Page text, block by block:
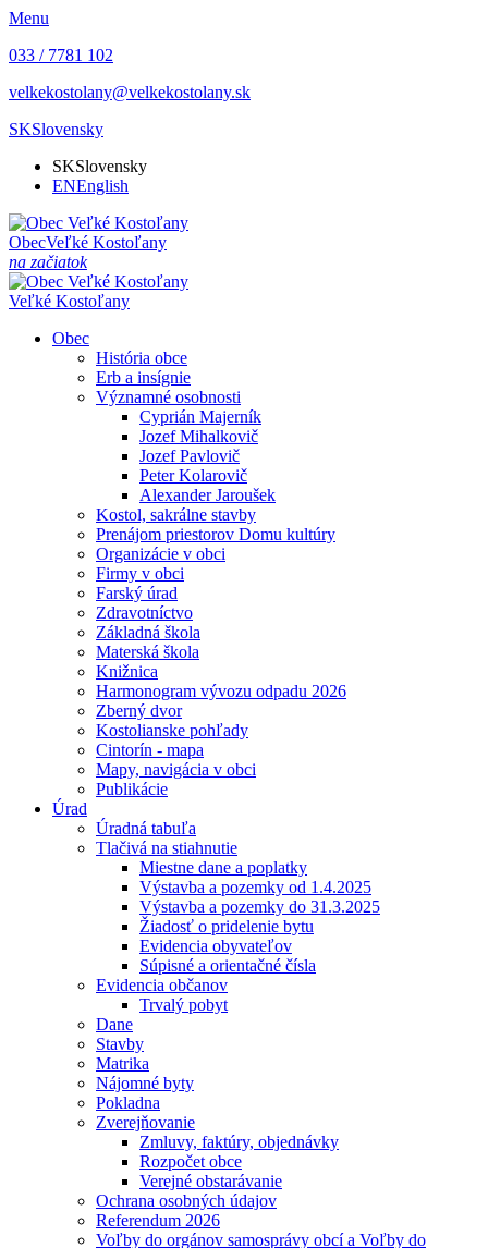
Menu
033 / 7781 102
velkekostolany@velkekostolany.sk
SKSlovensky
SKSlovensky
ENEnglish
ObecVeľké Kostoľany
na začiatok
Veľké Kostoľany
Obec
História obce
Erb a insígnie
Významné osobnosti
Cyprián Majerník
Jozef Mihalkovič
Jozef Pavlovič
Peter Kolarovič
Alexander Jaroušek
Kostol, sakrálne stavby
Prenájom priestorov Domu kultúry
Organizácie v obci
Firmy v obci
Farský úrad
Zdravotníctvo
Základná škola
Materská škola
Knižnica
Harmonogram vývozu odpadu 2026
Zberný dvor
Kostolianske pohľady
Cintorín - mapa
Mapy, navigácia v obci
Publikácie
Úrad
Úradná tabuľa
Tlačivá na stiahnutie
Miestne dane a poplatky
Výstavba a pozemky od 1.4.2025
Výstavba a pozemky do 31.3.2025
Žiadosť o pridelenie bytu
Evidencia obyvateľov
Súpisné a orientačné čísla
Evidencia občanov
Trvalý pobyt
Dane
Stavby
Matrika
Nájomné byty
Pokladna
Zverejňovanie
Zmluvy, faktúry, objednávky
Rozpočet obce
Verejné obstarávanie
Ochrana osobných údajov
Referendum 2026
Voľby do orgánov samosprávy obcí a Voľby do